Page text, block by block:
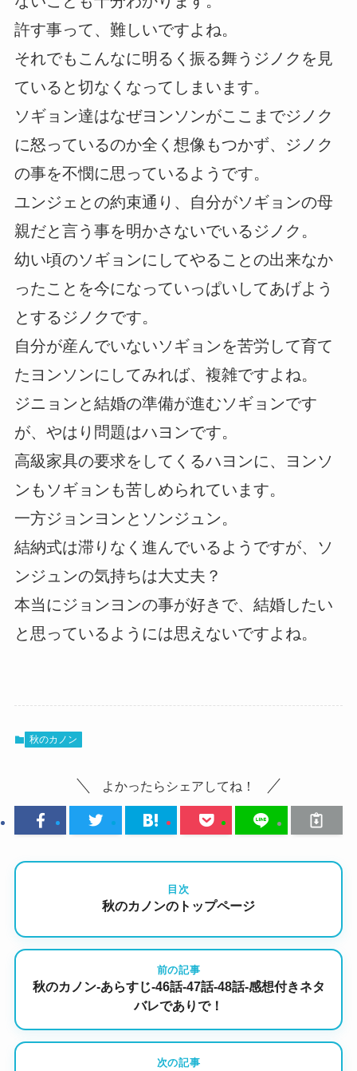
許す事って、難しいですよね。
それでもこんなに明るく振る舞うジノクを見
ていると切なくなってしまいます。
ソギョン達はなぜヨンソンがここまでジノク
に怒っているのか全く想像もつかず、ジノク
の事を不憫に思っているようです。
ユンジェとの約束通り、自分がソギョンの母
親だと言う事を明かさないでいるジノク。
幼い頃のソギョンにしてやることの出来なか
ったことを今になっていっぱいしてあげよう
とするジノクです。
自分が産んでいないソギョンを苦労して育て
たヨンソンにしてみれば、複雑ですよね。
ジニョンと結婚の準備が進むソギョンです
が、やはり問題はハヨンです。
高級家具の要求をしてくるハヨンに、ヨンソ
ンもソギョンも苦しめられています。
一方ジョンヨンとソンジュン。
結納式は滞りなく進んでいるようですが、ソ
ンジュンの気持ちは大丈夫？
本当にジョンヨンの事が好きで、結婚したい
と思っているようには思えないですよね。
秋のカノン
よかったらシェアしてね！
目次
秋のカノンのトップページ
前の記事
秋のカノン-あらすじ-46話-47話-48話-感想付きネタ
バレでありで！
次の記事